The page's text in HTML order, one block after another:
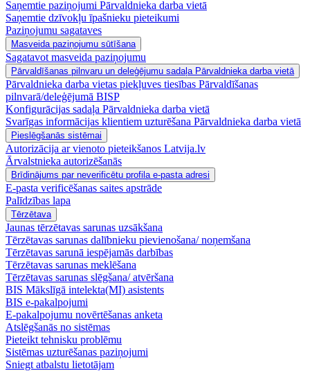
Saņemtie paziņojumi Pārvaldnieka darba vietā
Saņemtie dzīvokļu īpašnieku pieteikumi
Paziņojumu sagataves
Masveida paziņojumu sūtīšana
Sagatavot masveida paziņojumu
Pārvaldīšanas pilnvaru un deleģējumu sadaļa Pārvaldnieka darba vietā
Pārvaldnieka darba vietas piekļuves tiesības Pārvaldīšanas
pilnvarā/deleģējumā BISP
Konfigurācijas sadaļa Pārvaldnieka darba vietā
Svarīgas informācijas klientiem uzturēšana Pārvaldnieka darba vietā
Pieslēgšanās sistēmai
Autorizācija ar vienoto pieteikšanos Latvija.lv
Ārvalstnieka autorizēšanās
Brīdinājums par neverificētu profila e-pasta adresi
E-pasta verificēšanas saites apstrāde
Palīdzības lapa
Tērzētava
Jaunas tērzētavas sarunas uzsākšana
Tērzētavas sarunas dalībnieku pievienošana/ noņemšana
Tērzētavas sarunā iespējamās darbības
Tērzētavas sarunas meklēšana
Tērzētavas sarunas slēgšana/ atvēršana
BIS Mākslīgā intelekta(MI) asistents
BIS e-pakalpojumi
E-pakalpojumu novērtēšanas anketa
Atslēgšanās no sistēmas
Pieteikt tehnisku problēmu
Sistēmas uzturēšanas paziņojumi
Sniegt atbalstu lietotājam